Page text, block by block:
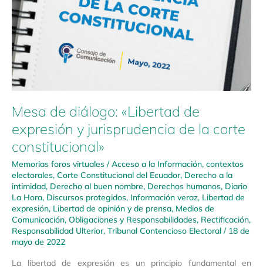
Mesa de diálogo: «Libertad de
expresión y jurisprudencia de la corte
constitucional»
Memorias foros virtuales /Acceso a la Información, contextos
electorales, Corte Constitucional del Ecuador, Derecho a la
intimidad, Derecho al buen nombre, Derechos humanos, Diario
La Hora, Discursos protegidos, Información veraz, Libertad de
expresión, Libertad de opinión y de prensa, Medios de
Comunicación, Obligaciones y Responsabilidades, Rectificación,
Responsabilidad Ulterior, Tribunal Contencioso Electoral / 18 de
mayo de 2022
La libertad de expresión es un principio fundamental en